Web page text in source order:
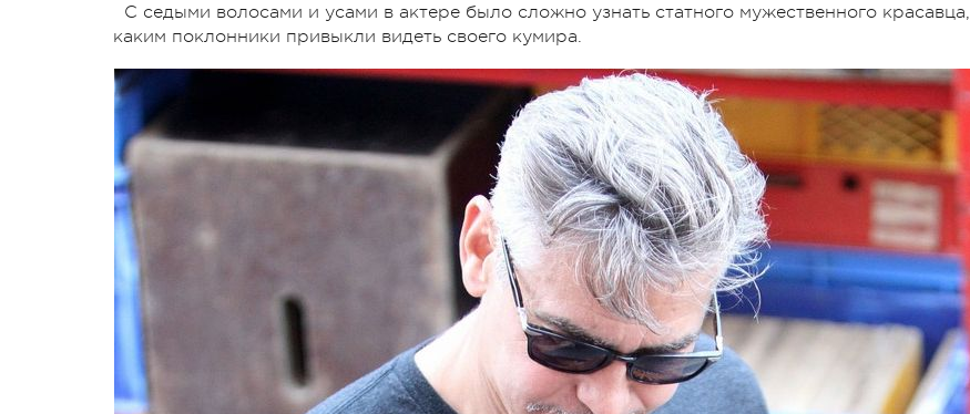
С седыми волосами и усами в актере было сложно узнать статного мужественного красавца,
каким поклонники привыкли видеть своего кумира.